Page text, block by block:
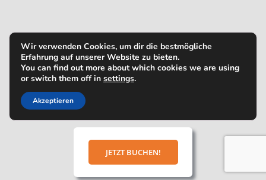
JETZT BUCHEN!
Wir verwenden Cookies, um dir die bestmögliche
Erfahrung auf unserer Website zu bieten.
You can find out more about which cookies we are using
or switch them off in settings.
Akzeptieren